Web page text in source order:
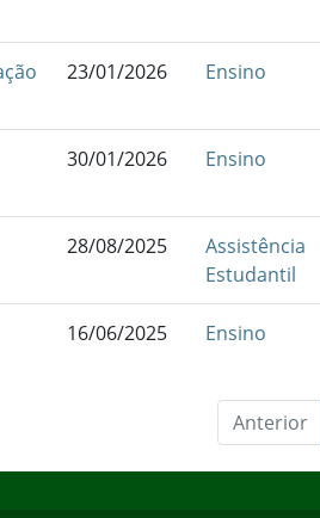
23/01/2026 Ensino
30/01/2026 Ensino
28/08/2025
Assistência
Estudantil
16/06/2025 Ensino
Anterior